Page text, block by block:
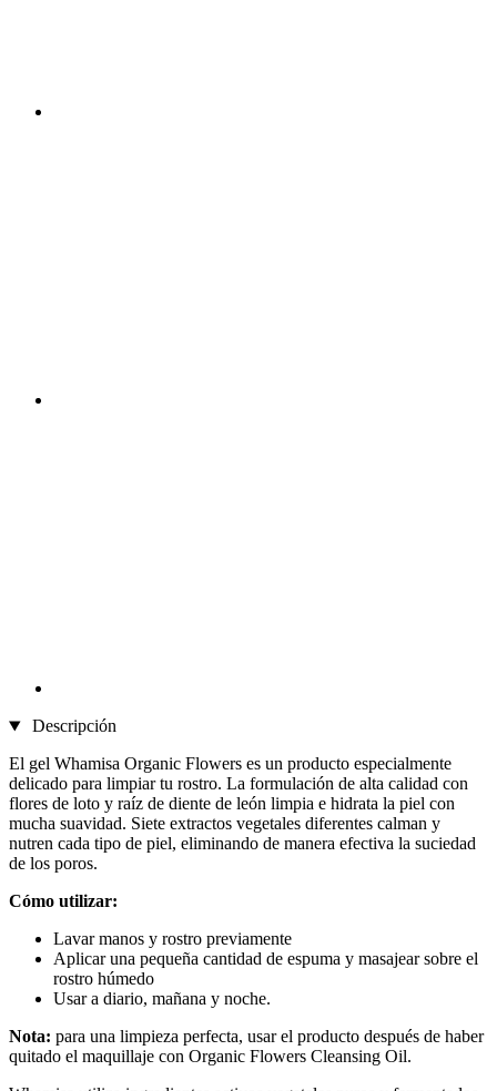
Descripción
El gel Whamisa Organic Flowers es un producto especialmente
delicado para limpiar tu rostro. La formulación de alta calidad con
flores de loto y raíz de diente de león limpia e hidrata la piel con
mucha suavidad. Siete extractos vegetales diferentes calman y
nutren cada tipo de piel, eliminando de manera efectiva la suciedad
de los poros.
Cómo utilizar:
Lavar manos y rostro previamente
Aplicar una pequeña cantidad de espuma y masajear sobre el
rostro húmedo
Usar a diario, mañana y noche.
Nota: para una limpieza perfecta, usar el producto después de haber
quitado el maquillaje con Organic Flowers Cleansing Oil.